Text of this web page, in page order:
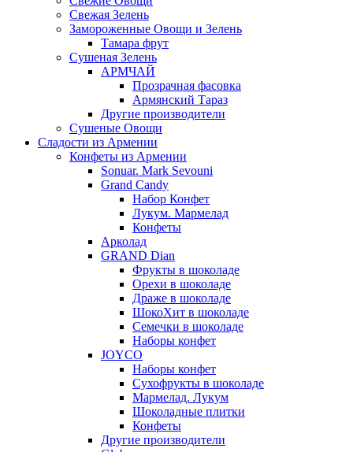
Свежая Зелень
Замороженные Овощи и Зелень
Тамара фрут
Сушеная Зелень
АРМЧАЙ
Прозрачная фасовка
Армянский Тараз
Другие производители
Сушеные Овощи
Сладости из Армении
Конфеты из Армении
Sonuar. Mark Sevouni
Grand Candy
Набор Конфет
Лукум. Мармелад
Конфеты
Арколад
GRAND Dian
Фрукты в шоколаде
Орехи в шоколаде
Драже в шоколаде
ШокоХит в шоколаде
Семечки в шоколаде
Наборы конфет
JOYCO
Наборы конфет
Сухофрукты в шоколаде
Мармелад. Лукум
Шоколадные плитки
Конфеты
Другие производители